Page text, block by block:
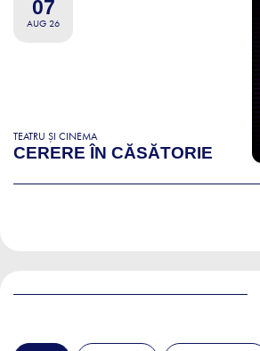
07
AUG 26
TEATRU ȘI CINEMA
CERERE ÎN CĂSĂTORIE